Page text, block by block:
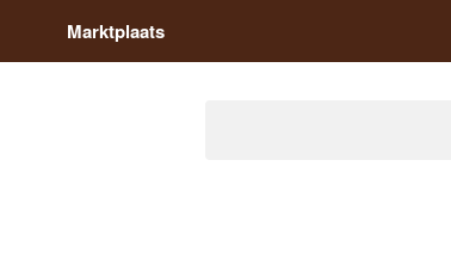
Marktplaats